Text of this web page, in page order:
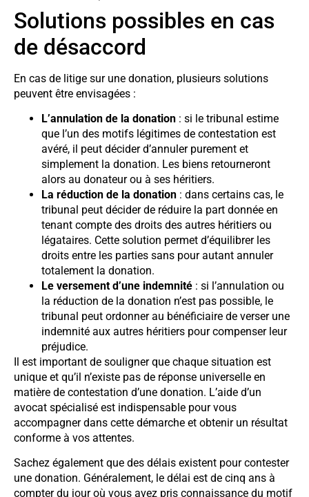
Solutions possibles en cas
de désaccord
En cas de litige sur une donation, plusieurs solutions
peuvent être envisagées :
L’annulation de la donation : si le tribunal estime
que l’un des motifs légitimes de contestation est
avéré, il peut décider d’annuler purement et
simplement la donation. Les biens retourneront
alors au donateur ou à ses héritiers.
La réduction de la donation : dans certains cas, le
tribunal peut décider de réduire la part donnée en
tenant compte des droits des autres héritiers ou
légataires. Cette solution permet d’équilibrer les
droits entre les parties sans pour autant annuler
totalement la donation.
Le versement d’une indemnité : si l’annulation ou
la réduction de la donation n’est pas possible, le
tribunal peut ordonner au bénéficiaire de verser une
indemnité aux autres héritiers pour compenser leur
préjudice.
Il est important de souligner que chaque situation est
unique et qu’il n’existe pas de réponse universelle en
matière de contestation d’une donation. L’aide d’un
avocat spécialisé est indispensable pour vous
accompagner dans cette démarche et obtenir un résultat
conforme à vos attentes.
Sachez également que des délais existent pour contester
une donation. Généralement, le délai est de cinq ans à
compter du jour où vous avez pris connaissance du motif